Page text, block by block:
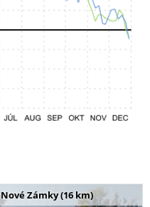
Nové Zámky (16 km)